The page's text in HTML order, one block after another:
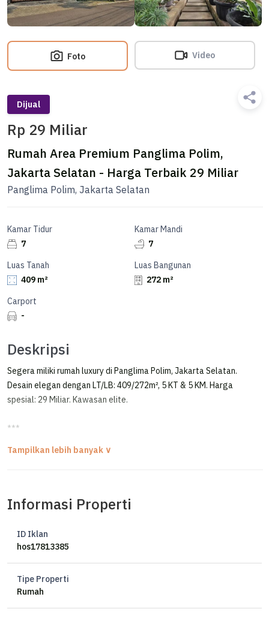
Foto Video
Dijual
Rp 29 Miliar
Rumah Area Premium Panglima Polim,
Jakarta Selatan - Harga Terbaik 29 Miliar
Panglima Polim, Jakarta Selatan
Kamar Tidur
7
Kamar Mandi
7
Luas Tanah
409 m²
Luas Bangunan
272 m²
Carport
-
Deskripsi
Segera miliki rumah luxury di Panglima Polim, Jakarta Selatan.
Desain elegan dengan LT/LB: 409/272m², 5 KT & 5 KM. Harga
spesial: 29 Miliar. Kawasan elite.
***
Jakarta Selatan 2 Lantai
KEBAYORAN BARU
Kamar Tidur 5 + 2
Informasi Properti
ID Iklan
hos17813385
Tipe Properti
Rumah